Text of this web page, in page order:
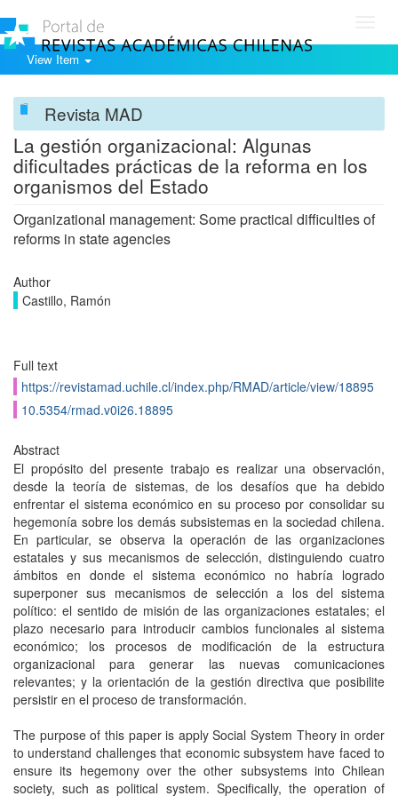
View Item
Revista MAD
La gestión organizacional: Algunas
dificultades prácticas de la reforma en los
organismos del Estado
Organizational management: Some practical difficulties of
reforms in state agencies
Author
Castillo, Ramón
Full text
https://revistamad.uchile.cl/index.php/RMAD/article/view/18895
10.5354/rmad.v0i26.18895
Abstract
El propósito del presente trabajo es realizar una observación,
desde la teoría de sistemas, de los desafíos que ha debido
enfrentar el sistema económico en su proceso por consolidar su
hegemonía sobre los demás subsistemas en la sociedad chilena.
En particular, se observa la operación de las organizaciones
estatales y sus mecanismos de selección, distinguiendo cuatro
ámbitos en donde el sistema económico no habría logrado
superponer sus mecanismos de selección a los del sistema
político: el sentido de misión de las organizaciones estatales; el
plazo necesario para introducir cambios funcionales al sistema
económico; los procesos de modificación de la estructura
organizacional para generar las nuevas comunicaciones
relevantes; y la orientación de la gestión directiva que posibilite
persistir en el proceso de transformación.
The purpose of this paper is apply Social System Theory in order
to understand challenges that economic subsystem have faced to
ensure its hegemony over the other subsystems into Chilean
society, such as political system. Specifically, the operation of